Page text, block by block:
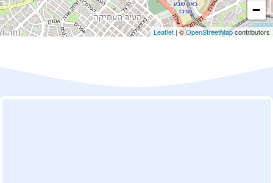
−
Leaflet| ©OpenStreetMapcontributors